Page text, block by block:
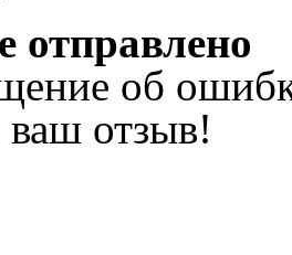
отправлено
об
ваш отзыв!